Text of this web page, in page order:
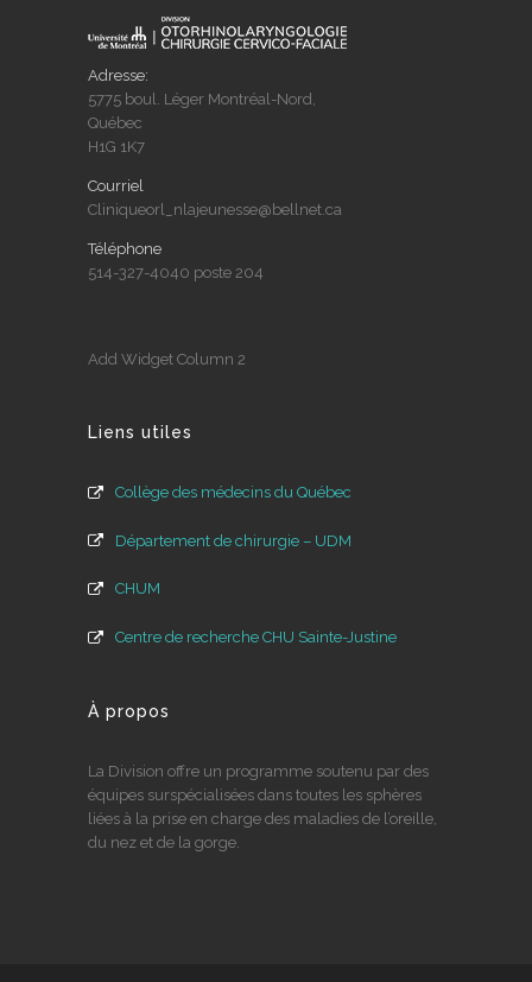
Adresse:
5775 boul. Léger Montréal-Nord,
Québec
H1G 1K7
Courriel
Cliniqueorl_nlajeunesse@bellnet.ca
Téléphone
514-327-4040 poste 204
Add Widget Column 2
Liens utiles
Collège des médecins du Québec
Département de chirurgie – UDM
CHUM
Centre de recherche CHU Sainte-Justine
À propos
La Division offre un programme soutenu par des
équipes surspécialisées dans toutes les sphères
liées à la prise en charge des maladies de l’oreille,
du nez et de la gorge.